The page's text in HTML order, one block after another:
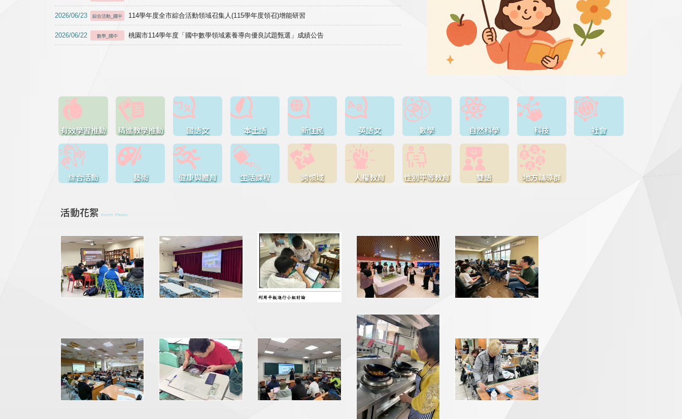
2026/06/23 綜合活動_國中 114學年度全市綜合活動領域召集人(115學年度領召)增能研習
2026/06/22 數學_國中 桃園市114學年度「國中數學領域素養導向優良試題甄選」成績公告
有效學習推動 精進教學推動 國語文 本土語 新住民 英語文 數學 自然科學 科技 社會
綜合活動 藝術 健康與體育 生活課程 跨領域 人權教育 性別平等教育 雙語 地方輔導群
活動花絮 Event Photos